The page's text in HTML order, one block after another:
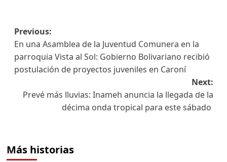
Previous:
En una Asamblea de la Juventud Comunera en la
parroquia Vista al Sol: Gobierno Bolivariano recibió
postulación de proyectos juveniles en Caroní
Next:
Prevé más lluvias: Inameh anuncia la llegada de la
décima onda tropical para este sábado
Más historias